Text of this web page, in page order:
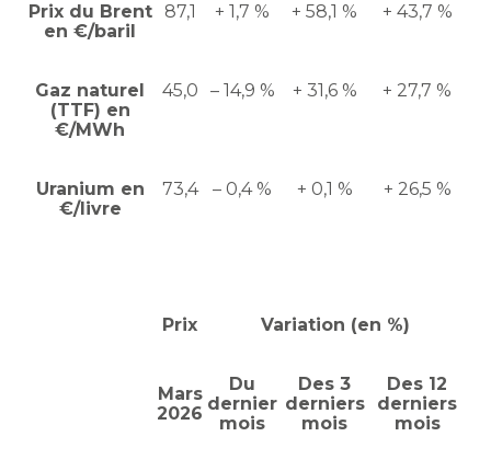
Prix du Brent
en €/baril
87,1 + 1,7 % + 58,1 % + 43,7 %
Gaz naturel
(TTF) en
€/MWh
45,0 – 14,9 % + 31,6 % + 27,7 %
Uranium en
€/livre
73,4 – 0,4 % + 0,1 % + 26,5 %
Prix Variation (en %)
Mars
2026
Du
dernier
mois
Des 3
derniers
mois
Des 12
derniers
mois